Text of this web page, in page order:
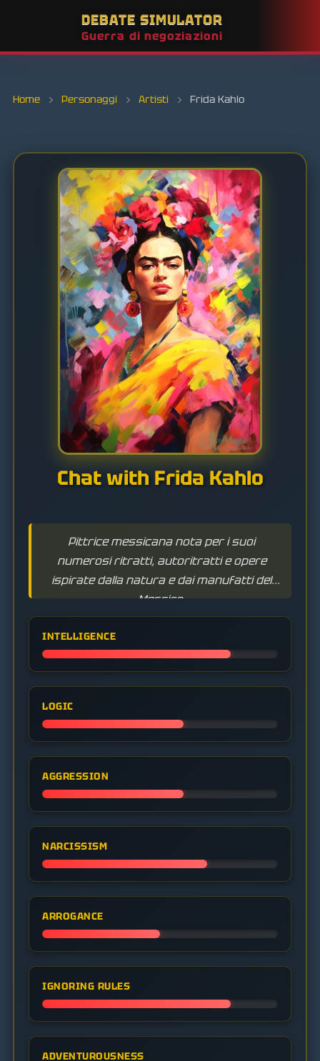
DEBATE SIMULATOR
Guerra di negoziazioni
Home › Personaggi › Artisti › Frida Kahlo
Chat with Frida Kahlo
Pittrice messicana nota per i suoi
numerosi ritratti, autoritratti e opere
ispirate dalla natura e dai manufatti del
Messico.
INTELLIGENCE
LOGIC
AGGRESSION
NARCISSISM
ARROGANCE
IGNORING RULES
ADVENTUROUSNESS